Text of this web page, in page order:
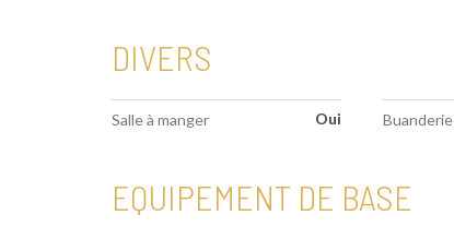
DIVERS
Salle à manger Oui Buanderie
EQUIPEMENT DE BASE